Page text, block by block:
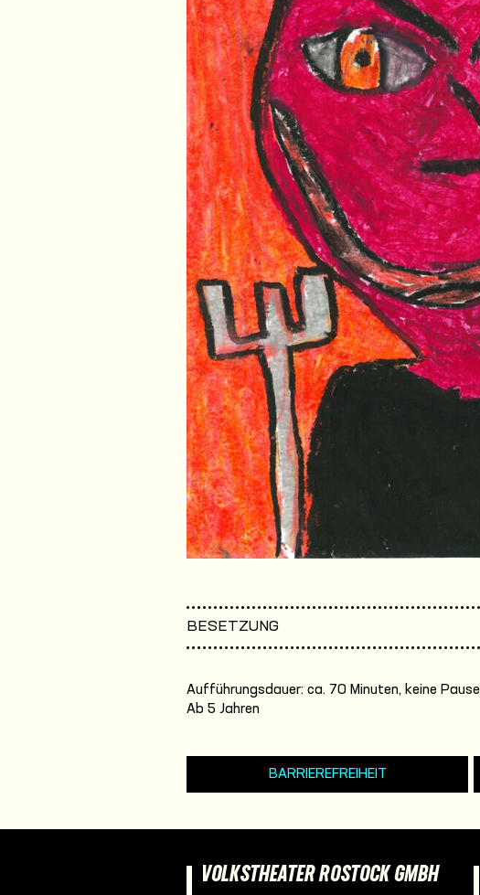
BESETZUNG
Aufführungsdauer: ca. 70 Minuten, keine Pause
Ab 5 Jahren
BARRIEREFREIHEIT
VOLKSTHEATER ROSTOCK GMBH